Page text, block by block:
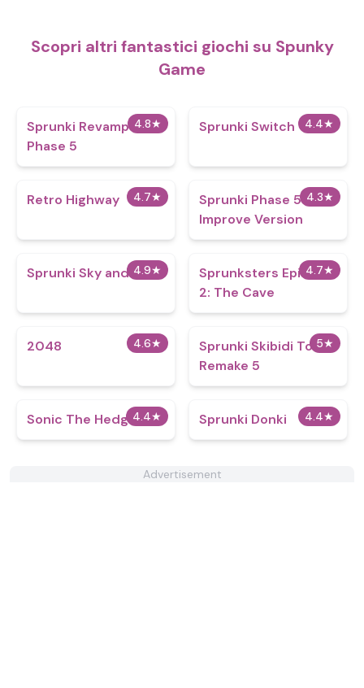
Scopri altri fantastici giochi su Spunky
Game
4.8★
Sprunki Revamped 3:
Phase 5
4.4★
Sprunki Switch
4.7★
Retro Highway 4.3★
Sprunki Phase 5
Improve Version
4.9★
Sprunki Sky and You 4.7★
Sprunksters Episode
2: The Cave
4.6★
2048 5★
Sprunki Skibidi Toilet
Remake 5
4.4★
Sonic The Hedgehog 4.4★
Sprunki Donki
Advertisement